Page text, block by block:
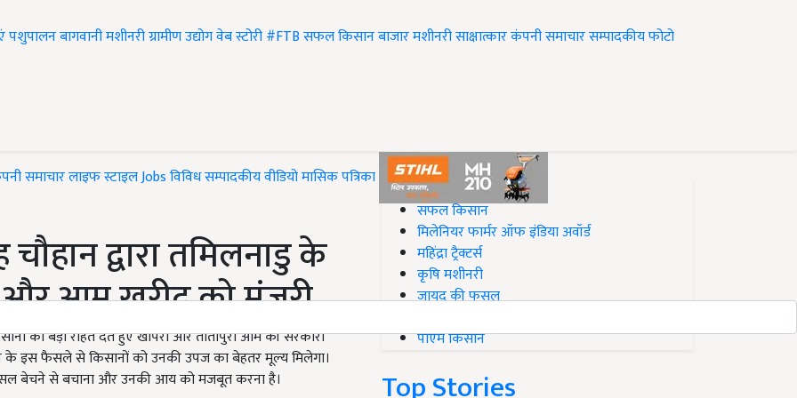
पशुपालनबागवानीमशीनरीग्रामीण उद्योगवेब स्टोरी#FTBसफल किसानबाजारमशीनरीसाक्षात्कारकंपनी समाचारसम्पादकीयफोटो
समाचारलाइफ स्टाइलJobsविविधसम्पादकीयवीडियोमासिक पत्रिका
चौहान द्वारा तमिलनाडु के
और आम खरीद को मंजूरी
को बड़ी राहत देते हुए खोपरा और तोतापुरी आम की सरकारी
के इस फैसले से किसानों को उनकी उपज का बेहतर मूल्य मिलेगा।
बेचने से बचाना और उनकी आय को मजबूत करना है।
#Top on Krishi Jagran
सफल किसान
मिलेनियर फार्मर ऑफ इंडिया अवॉर्ड
महिंद्रा ट्रैक्टर्स
कृषि मशीनरी
जायद की फसल
पीएम किसान
Top Stories